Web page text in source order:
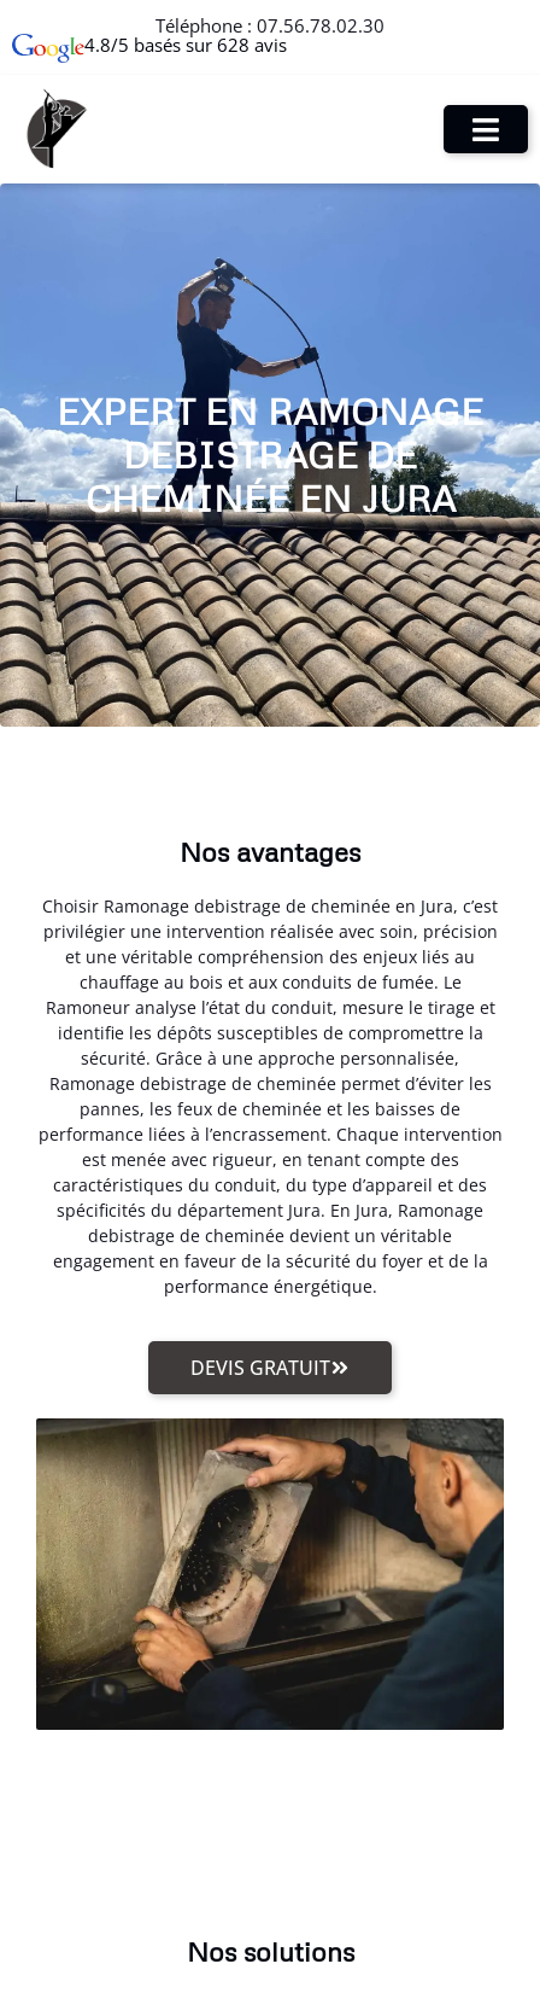
Téléphone : 07.56.78.02.30
4.8/5 basés sur 628 avis
EXPERT EN RAMONAGE
DEBISTRAGE DE
CHEMINÉE EN JURA
Nos avantages
Choisir Ramonage debistrage de cheminée en Jura, c’est
privilégier une intervention réalisée avec soin, précision
et une véritable compréhension des enjeux liés au
chauffage au bois et aux conduits de fumée. Le
Ramoneur analyse l’état du conduit, mesure le tirage et
identifie les dépôts susceptibles de compromettre la
sécurité. Grâce à une approche personnalisée,
Ramonage debistrage de cheminée permet d’éviter les
pannes, les feux de cheminée et les baisses de
performance liées à l’encrassement. Chaque intervention
est menée avec rigueur, en tenant compte des
caractéristiques du conduit, du type d’appareil et des
spécificités du département Jura. En Jura, Ramonage
debistrage de cheminée devient un véritable
engagement en faveur de la sécurité du foyer et de la
performance énergétique.
DEVIS GRATUIT
Nos solutions